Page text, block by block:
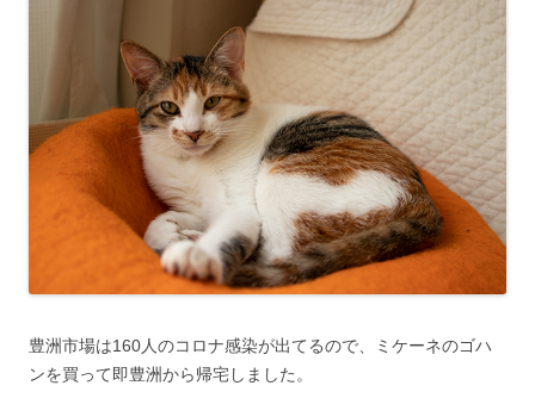
豊洲市場は160人のコロナ感染が出てるので、ミケーネのゴハ
ンを買って即豊洲から帰宅しました。